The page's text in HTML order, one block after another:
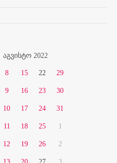
აგვისტო 2022
8
9
10
11
12
15
16
17
18
19
22
23
24
25
26
29
30
31
1
2